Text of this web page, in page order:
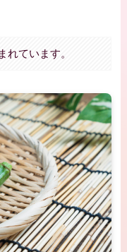
れています。